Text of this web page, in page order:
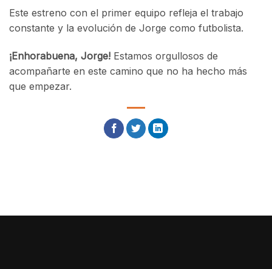
Este estreno con el primer equipo refleja el trabajo
constante y la evolución de Jorge como futbolista.
¡Enhorabuena, Jorge! Estamos orgullosos de
acompañarte en este camino que no ha hecho más
que empezar.